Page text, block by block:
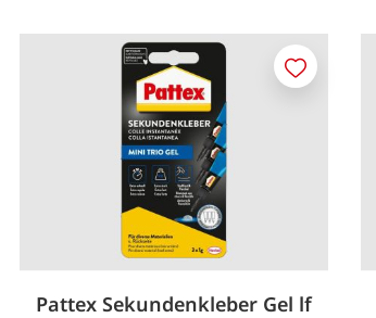
Pattex Sekundenkleber Gel lf
Merken